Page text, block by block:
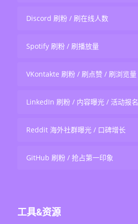
Discord 刷粉 / 刷在线人数
Spotify 刷粉 / 刷播放量
VKontakte 刷粉 / 刷点赞 / 刷浏览量
LinkedIn 刷粉 / 内容曝光 / 活动报名
Reddit 海外社群曝光 / 口碑增长
GitHub 刷粉 / 抢占第一印象
工具&资源